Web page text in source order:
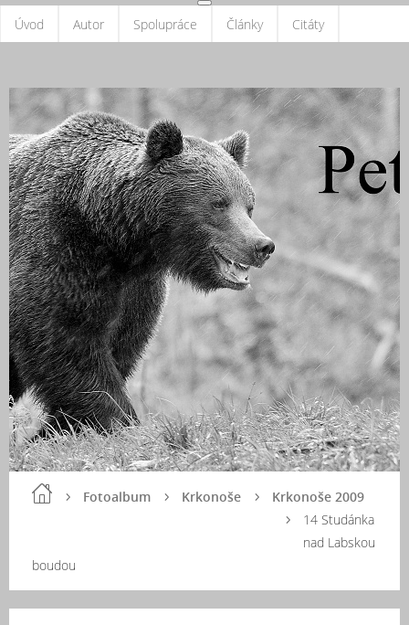
Úvod Autor Spolupráce Články Citáty
Fotoalbum Krkonoše
Krkonoše 2009
14 Studánka
nad Labskou
boudou